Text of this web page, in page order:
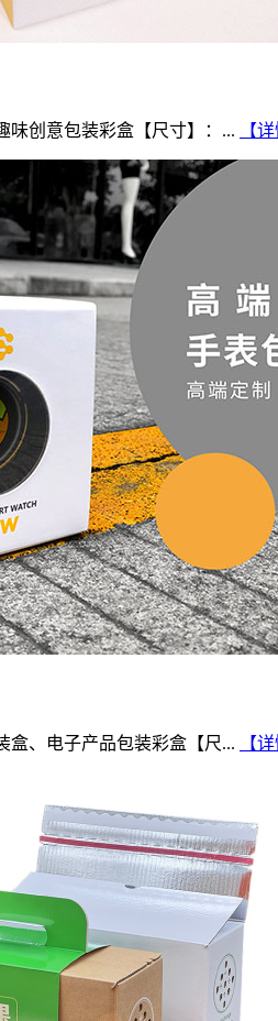
味创意包装彩盒【尺寸】：... 【详
盒、电子产品包装彩盒【尺... 【详